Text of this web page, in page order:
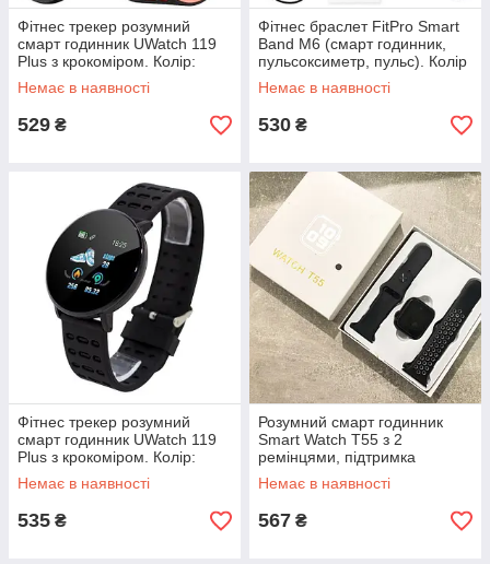
Фітнес трекер розумний
смарт годинник UWatch 119
Plus з крокоміром. Колір:
червоний BL-67
Немає в наявності
529 ₴
Фітнес браслет FitPro Smart
Band M6 (смарт годинник,
пульсоксиметр, пульс). Колір
синій WU-79
Немає в наявності
530 ₴
Фітнес трекер розумний
смарт годинник UWatch 119
Plus з крокоміром. Колір:
чорний PH-75
Немає в наявності
535 ₴
Розумний смарт годинник
Smart Watch T55 з 2
ремінцями, підтримка
дзвінків, спортивні режими,
вологозахист ip 67 IL-87
Немає в наявності
567 ₴